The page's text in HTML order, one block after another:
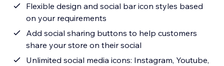
Flexible design and social bar icon styles based
on your requirements
Add social sharing buttons to help customers
share your store on their social
Unlimited social media icons: Instagram, Youtube,